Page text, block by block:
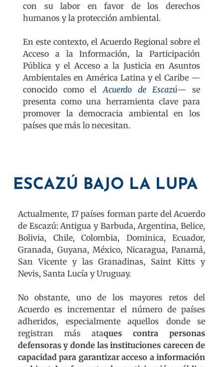
con su labor en favor de los derechos
humanos y la protección ambiental.
En este contexto, el Acuerdo Regional sobre el
Acceso a la Información, la Participación
Pública y el Acceso a la Justicia en Asuntos
Ambientales en América Latina y el Caribe —
conocido como elAcuerdo de Escazú— se
presenta como una herramienta clave para
promover la democracia ambiental en los
países que más lo necesitan.
ESCAZÚ BAJO LA LUPA
Actualmente, 17 países forman parte del Acuerdo
de Escazú: Antigua y Barbuda, Argentina, Belice,
Bolivia, Chile, Colombia, Dominica, Ecuador,
Granada, Guyana, México, Nicaragua, Panamá,
San Vicente y las Granadinas, Saint Kitts y
Nevis, Santa Lucía y Uruguay.
No obstante, uno de los mayores retos del
Acuerdo es incrementar el número de países
adheridos, especialmente aquellos donde se
registran más ataques contra personas
defensoras y donde las instituciones carecen de
capacidad para garantizar acceso a información